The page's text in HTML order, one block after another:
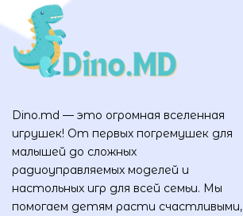
Dino.md — это огромная вселенная
игрушек! От первых погремушек для
малышей до сложных
радиоуправляемых моделей и
настольных игр для всей семьи. Мы
помогаем детям расти счастливыми,